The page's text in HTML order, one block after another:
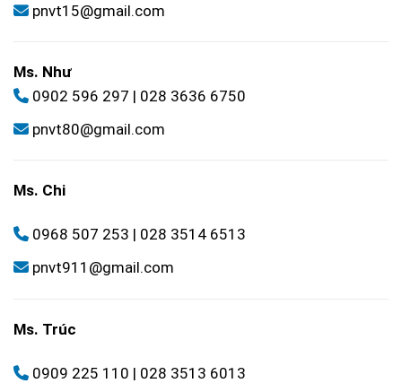
pnvt15@gmail.com
Ms. Như
0902 596 297 | 028 3636 6750
pnvt80@gmail.com
Ms. Chi
0968 507 253 | 028 3514 6513
pnvt911@gmail.com
Ms. Trúc
0909 225 110 | 028 3513 6013